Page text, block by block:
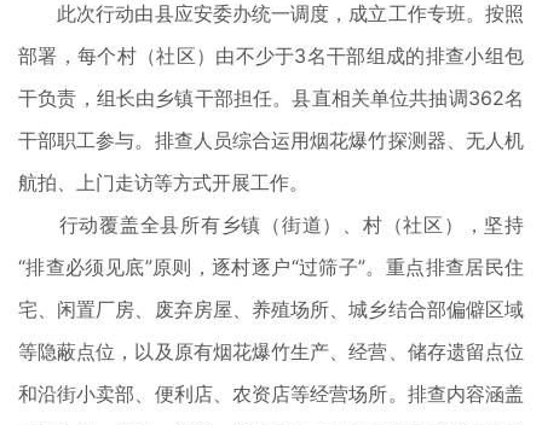
此次行动由县应安委办统一调度，成立工作专班。按照
部署，每个村（社区）由不少于3名干部组成的排查小组包
干负责，组长由乡镇干部担任。县直相关单位共抽调362名
干部职工参与。排查人员综合运用烟花爆竹探测器、无人机
航拍、上门走访等方式开展工作。
行动覆盖全县所有乡镇（街道）、村（社区），坚持
“排查必须见底”原则，逐村逐户“过筛子”。重点排查居民住
宅、闲置厂房、废弃房屋、养殖场所、城乡结合部偏僻区域
等隐蔽点位，以及原有烟花爆竹生产、经营、储存遗留点位
和沿街小卖部、便利店、农资店等经营场所。排查内容涵盖